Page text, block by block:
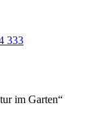
333
im Garten“